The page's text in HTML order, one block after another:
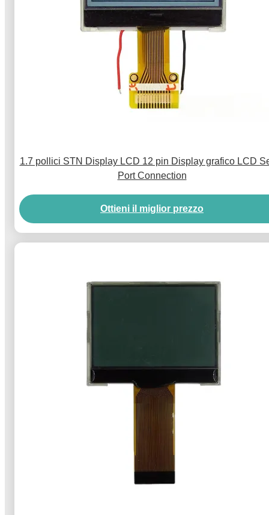
1.7 pollici STN Display LCD 12 pin Display grafico LCD
Port Connection
Ottieni il miglior prezzo